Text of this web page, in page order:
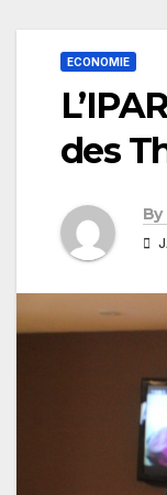
ECONOMIE
des
By